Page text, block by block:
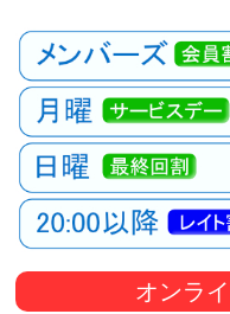
た
い
映
画
は
こ
の
街
で
オンラ